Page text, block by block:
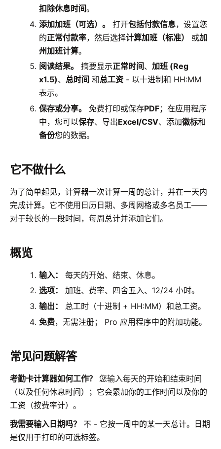
扣除休息时间。
添加加班（可选）。
打开包括付款信息，设置您
的正常付款率，然后选择计算加班（标准） 或加
州加班计算。
阅读结果。
摘要显示正常时间、加班 (Reg
x1.5)、 总时间 和总工资 - 以十进制和 HH:MM
表示。
保存或分享。
免费打印或保存PDF；在应用程序
中，您可以保存、导出Excel/CSV、添加徽标和
备份您的数据。
它不做什么
为了简单起见，计算器一次计算一周的总计，并在一天内
完成计算。它不使用日历日期、多周网格或多名员工——
对于较长的一段时间，每周总计并添加它们。
概览
输入：
每天的开始、结束、休息。
选项：
加班、费率、四舍五入、12/24 小时。
输出：
总工时（十进制 + HH:MM）和总工资。
免费，无需注册； Pro 应用程序中的附加功能。
常见问题解答
考勤卡计算器如何工作？
您输入每天的开始和结束时间
（以及任何休息时间）；它会累加你的工作时间以及你的
工资（按费率计）。
我需要输入日期吗？
不 - 它按一周中的某一天总计。日期
是仅用于打印的可选标签。